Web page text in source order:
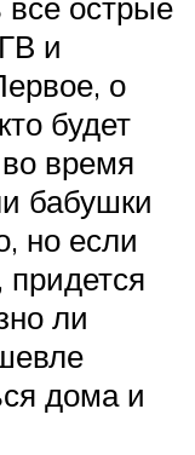
все острые
и
о
будет
время
бабушки
но если
придется
ли
дома и